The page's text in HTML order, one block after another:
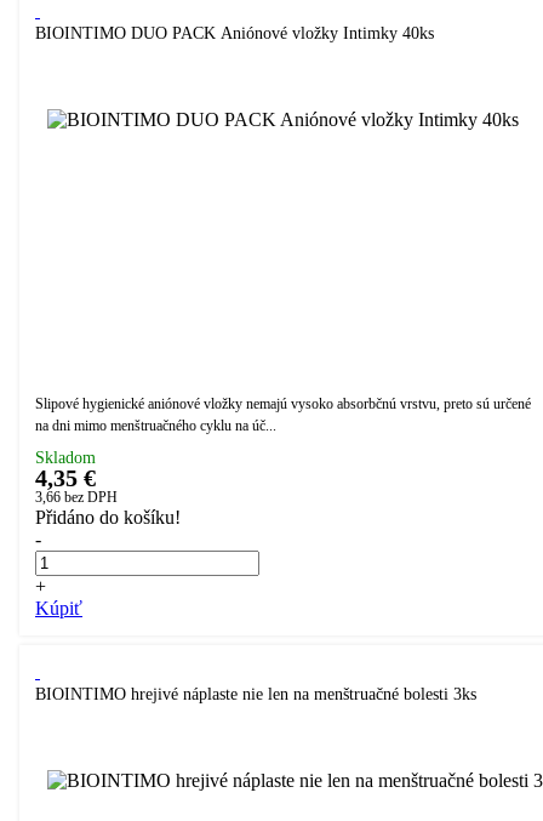
BIOINTIMO DUO PACK Aniónové vložky Intimky 40ks
Slipové hygienické aniónové vložky nemajú vysoko absorbčnú vrstvu, preto sú určené
na dni mimo menštruačného cyklu na úč...
Skladom
4,35 €
3,66 bez DPH
Přidáno do košíku!
-
+
Kúpiť
BIOINTIMO hrejivé náplaste nie len na menštruačné bolesti 3ks